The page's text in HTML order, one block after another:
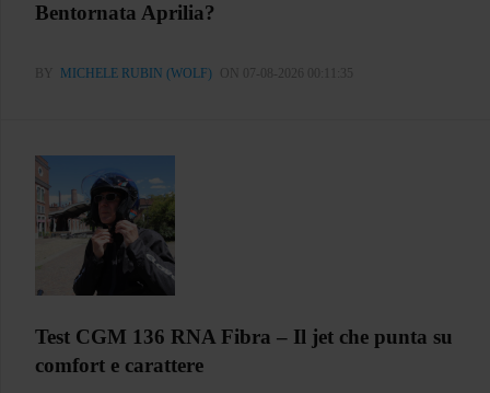
Bentornata Aprilia?
BY MICHELE RUBIN (WOLF) ON 07-08-2026 00:11:35
Test CGM 136 RNA Fibra – Il jet che punta su
comfort e carattere